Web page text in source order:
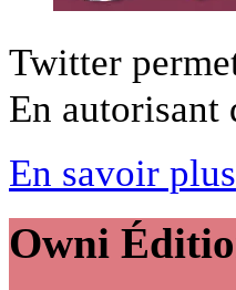
Twitter
En autorisant
En savoir plus
Owni